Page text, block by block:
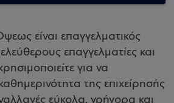
είναι επαγγελματικός
επαγγελματίες και
για να
της επιχείρησής
εύκολα, γρήγορα και